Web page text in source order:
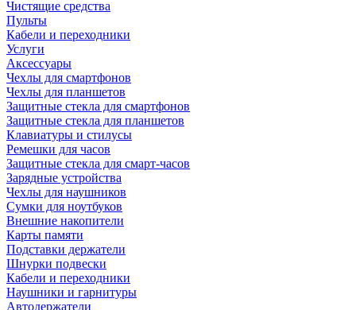
Чистящие средства
Пульты
Кабели и переходники
Услуги
Аксессуары
Чехлы для смартфонов
Чехлы для планшетов
Защитные стекла для смартфонов
Защитные стекла для планшетов
Клавиатуры и стилусы
Ремешки для часов
Защитные стекла для смарт-часов
Зарядные устройства
Чехлы для наушников
Сумки для ноутбуков
Внешние накопители
Карты памяти
Подставки держатели
Шнурки подвески
Кабели и переходники
Наушники и гарнитуры
Автодержатели